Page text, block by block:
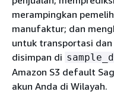
merampingkan
manufaktur; dan
untuk transportasi
disimpan di
Amazon S3 default
akun Anda di Wilayah.